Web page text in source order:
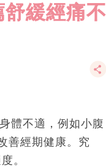
緩經痛不
體不適，例如小腹
善經期健康。究
。